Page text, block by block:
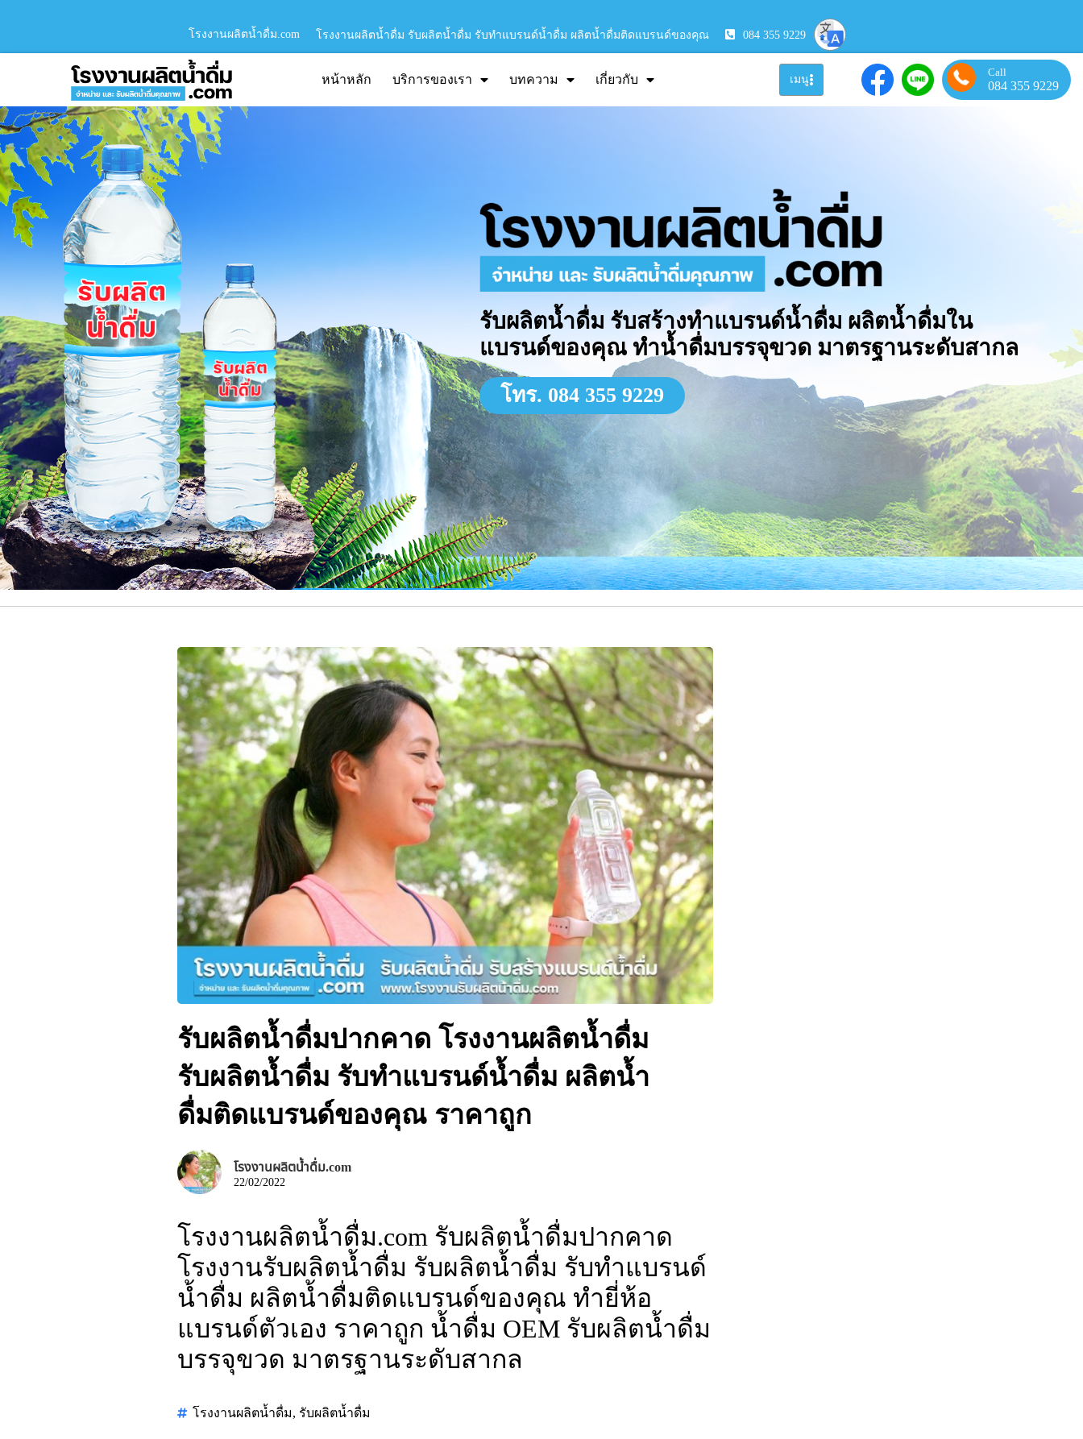
โรงงานผลิตน้ำดื่ม.com โรงงานผลิตน้ำดื่ม รับผลิตน้ำดื่ม รับทำแบรนด์น้ำดื่ม ผลิตน้ำดื่มติดแบรนด์ของคุณ 084 355 9229
หน้าหลัก บริการของเรา บทความ เกี่ยวกับ เมนู
Call
084 355 9229
รับผลิตน้ำดื่ม รับสร้างทำแบรนด์น้ำดื่ม ผลิตน้ำดื่มใน
แบรนด์ของคุณ ทำน้ำดื่มบรรจุขวด มาตรฐานระดับสากล
โทร. 084 355 9229
รับผลิตน้ำดื่มปากคาด โรงงานผลิตน้ำดื่ม
รับผลิตน้ำดื่ม รับทำแบรนด์น้ำดื่ม ผลิตน้ำ
ดื่มติดแบรนด์ของคุณ ราคาถูก
โรงงานผลิตน้ำดื่ม.com
22/02/2022
โรงงานผลิตน้ำดื่ม.com รับผลิตน้ำดื่มปากคาด
โรงงานรับผลิตน้ำดื่ม รับผลิตน้ำดื่ม รับทำแบรนด์
น้ำดื่ม ผลิตน้ำดื่มติดแบรนด์ของคุณ ทำยี่ห้อ
แบรนด์ตัวเอง ราคาถูก น้ำดื่ม OEM รับผลิตน้ำดื่ม
บรรจุขวด มาตรฐานระดับสากล
โรงงานผลิตน้ำดื่ม, รับผลิตน้ำดื่ม